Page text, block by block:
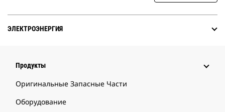
ЭЛЕКТРОЭНЕРГИЯ
Продукты
Оригинальные Запасные Части
Оборудование